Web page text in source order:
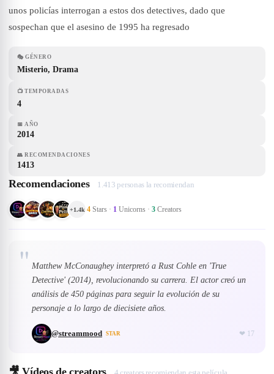
unos policías interrogan a estos dos detectives, dado que
sospechan que el asesino de 1995 ha regresado
🎭 GÉNERO
Misterio, Drama
📺 TEMPORADAS
4
📅 AÑO
2014
👥 RECOMENDACIONES
1413
Recomendaciones 1.413 personas la recomiendan
+1.4k 4 Stars · 1 Unicorns · 3 Creators
" Matthew McConaughey interpretó a Rust Cohle en 'True
Detective' (2014), revolucionando su carrera. El actor creó un
análisis de 450 páginas para seguir la evolución de su
personaje a lo largo de diecisiete años.
@streammood STAR ❤ 17
🎥Vídeos de creators